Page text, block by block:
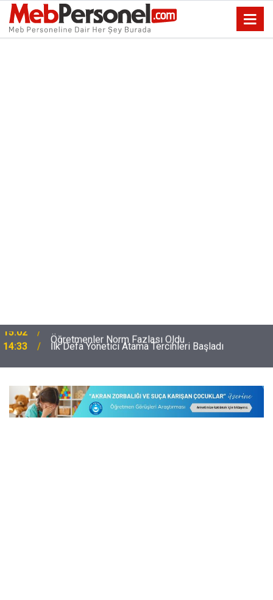
14:33 İlk Defa Yönetici Atama Tercihleri Başladı